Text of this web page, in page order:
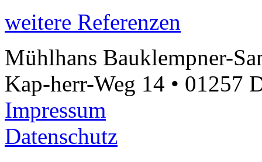
weitere Referenzen
Mühlhans Bauklempner-
Kap-herr-Weg 14 • 01257
Impressum
Datenschutz